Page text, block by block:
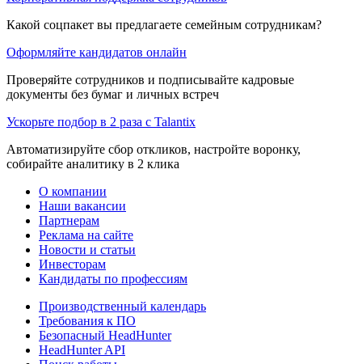
Какой соцпакет вы предлагаете семейным сотрудникам?
Оформляйте кандидатов онлайн
Проверяйте сотрудников и подписывайте кадровые
документы без бумаг и личных встреч
Ускорьте подбор в 2 раза с Talantix
Автоматизируйте сбор откликов, настройте воронку,
собирайте аналитику в 2 клика
О компании
Наши вакансии
Партнерам
Реклама на сайте
Новости и статьи
Инвесторам
Кандидаты по профессиям
Производственный календарь
Требования к ПО
Безопасный HeadHunter
HeadHunter API